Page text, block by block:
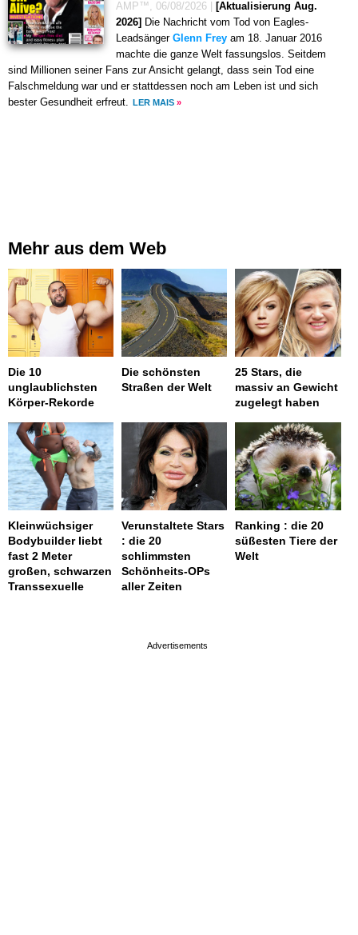
AMP™, 06/08/2026
[Aktualisierung Aug.
2026] Die Nachricht vom Tod von Eagles-
Leadsänger Glenn Frey am 18. Januar 2016
machte die ganze Welt fassungslos. Seitdem
sind Millionen seiner Fans zur Ansicht gelangt, dass sein Tod eine
Falschmeldung war und er stattdessen noch am Leben ist und sich
bester Gesundheit erfreut. LER MAIS »
Mehr aus dem Web
Die 10
unglaublichsten
Körper-Rekorde
Die schönsten
Straßen der Welt
25 Stars, die
massiv an Gewicht
zugelegt haben
Kleinwüchsiger
Bodybuilder liebt
fast 2 Meter
großen, schwarzen
Transsexuelle
Verunstaltete Stars
: die 20
schlimmsten
Schönheits-OPs
aller Zeiten
Ranking : die 20
süßesten Tiere der
Welt